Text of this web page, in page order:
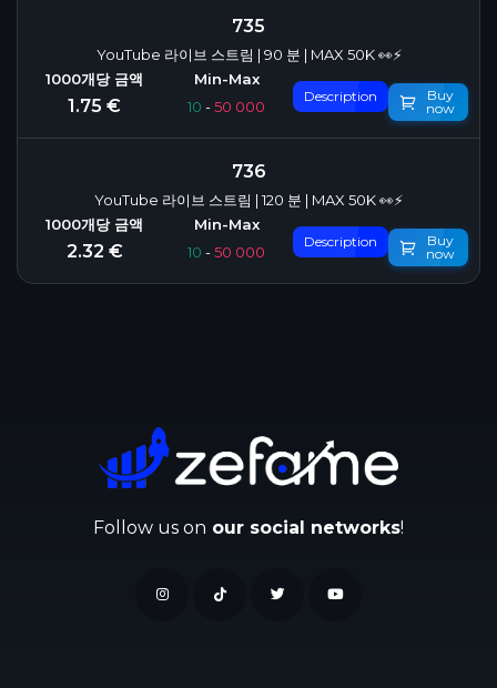
735
YouTube 라이브 스트림 | 90 분 | MAX 50K 👀⚡
1.75 € 10 -50 000
Description
Buy
now
736
YouTube 라이브 스트림 | 120 분 | MAX 50K 👀⚡
2.32 € 10 -50 000
Description
Buy
now
Follow us on our social networks!